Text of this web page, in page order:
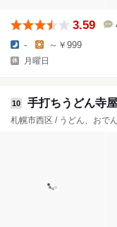
3.59
- ～￥999
月曜日
10 手打ちうどん寺屋
札幌市西区 / うどん、おで